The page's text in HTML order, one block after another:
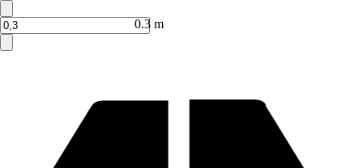
Verkauf durch:HORNBACH0.3 m